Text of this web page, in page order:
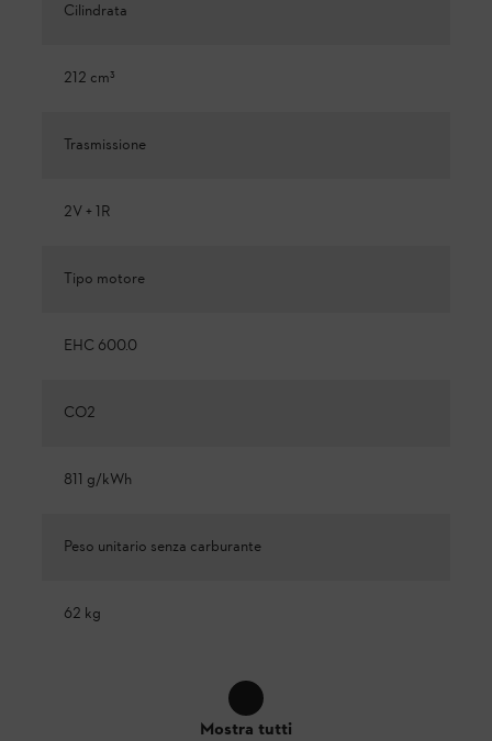
Cilindrata
212 cm³
Trasmissione
2V + 1R
Tipo motore
EHC 600.0
CO2
811 g/kWh
Peso unitario senza carburante
62 kg
Mostra tutti